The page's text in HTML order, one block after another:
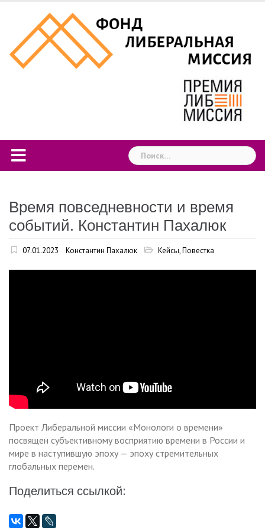
content
Найти:
Время повседневности и время
событий. Константин Пахалюк
07.01.2023 Константин Пахалюк Кейсы,Повестка
Проект Либеральной миссии «Монологи о времени»
посвящен субъективному восприятию времени в России и
мире в наступившую эпоху — эпоху стремительных
глобальных перемен.
Поделиться ссылкой: